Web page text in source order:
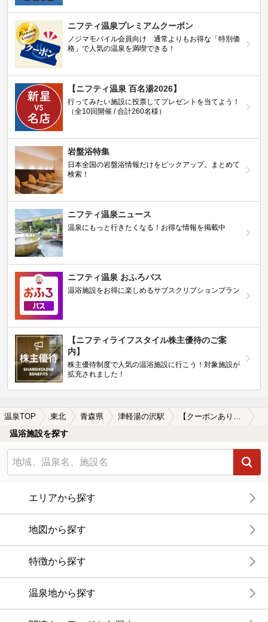
ニフティ温泉プレミアムクーポン
ノジマモバイル会員向け 通常よりもお得な「特別価
格」で人気の温泉を満喫できる！
【ニフティ温泉 百名湯2026】
行ってみたい施設に投票してプレゼントを当てよう！
（全10回開催 / 合計260名様）
岩盤浴特集
日本全国の岩盤浴情報だけをピックアップ。まとめて
検索！
ニフティ温泉ニュース
温泉にもっと行きたくなる！お得な情報を掲載中
ニフティ温泉 おふろパス
温浴施設をお得に楽しめるサブスクリプションプラン
【ニフティライフスタイル株主優待のご案
内】
株主優待制度で人気の温浴施設に行こう！対象施設が
拡充されました！
温泉TOP 東北 青森県 津軽湯の沢駅 【クーポンあり】子連れOKな津軽湯の沢駅近くの温泉、日帰り温泉、スーパー銭湯おすすめ
温浴施設を探す
エリアから探す
地図から探す
特徴から探す
温泉地から探す